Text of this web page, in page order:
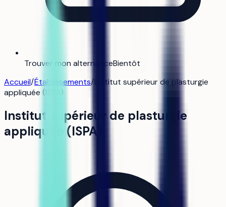
Trouver mon alternanceBientôt
Accueil/Établissements/Institut supérieur de plasturgie
appliquée (ISPA)
Institut supérieur de plasturgie
appliquée (ISPA)